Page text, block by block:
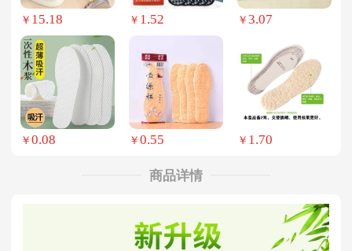
￥ 15.18 ￥ 1.52 ￥3.07
￥0.08 ￥0.55 ￥ 1.70
商品详情